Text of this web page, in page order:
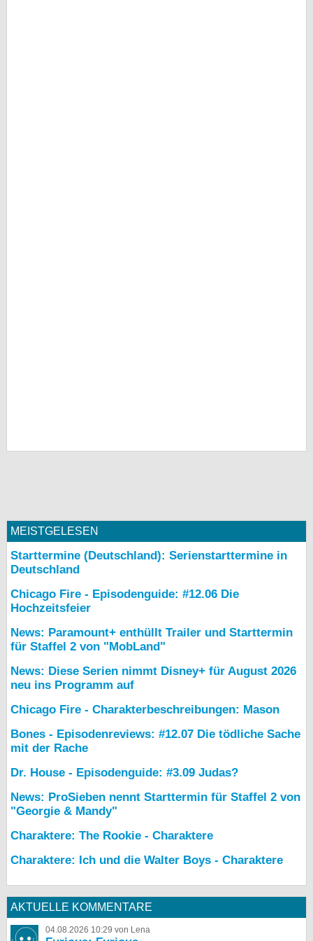
MEISTGELESEN
Starttermine (Deutschland): Serienstarttermine in
Deutschland
Chicago Fire - Episodenguide: #12.06 Die
Hochzeitsfeier
News: Paramount+ enthüllt Trailer und Starttermin
für Staffel 2 von "MobLand"
News: Diese Serien nimmt Disney+ für August 2026
neu ins Programm auf
Chicago Fire - Charakterbeschreibungen: Mason
Bones - Episodenreviews: #12.07 Die tödliche Sache
mit der Rache
Dr. House - Episodenguide: #3.09 Judas?
News: ProSieben nennt Starttermin für Staffel 2 von
"Georgie & Mandy"
Charaktere: The Rookie - Charaktere
Charaktere: Ich und die Walter Boys - Charaktere
AKTUELLE KOMMENTARE
04.08.2026 10:29 von Lena